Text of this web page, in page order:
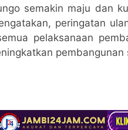
semakin maju dan
peringatan
pelaksanaan